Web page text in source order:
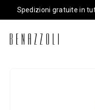
Spedizioni gratuite in